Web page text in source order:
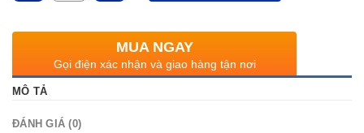
MUA NGAY
Gọi điện xác nhận và giao hàng tận nơi
MÔ TẢ
ĐÁNH GIÁ (0)